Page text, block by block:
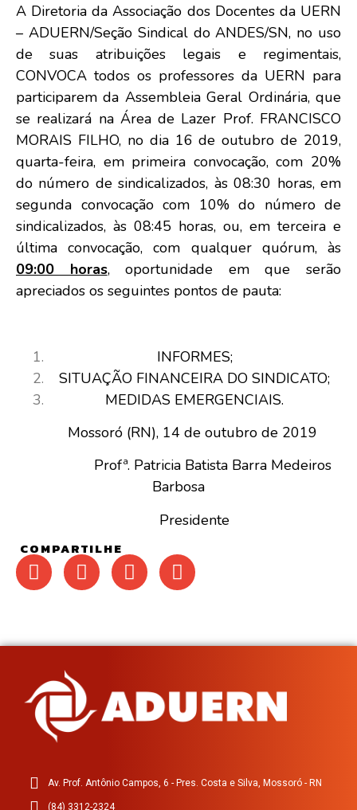
A Diretoria da Associação dos Docentes da UERN
– ADUERN/Seção Sindical do ANDES/SN, no uso
de suas atribuições legais e regimentais,
CONVOCA todos os professores da UERN para
participarem da Assembleia Geral Ordinária, que
se realizará na Área de Lazer Prof. FRANCISCO
MORAIS FILHO, no dia 16 de outubro de 2019,
quarta-feira, em primeira convocação, com 20%
do número de sindicalizados, às 08:30 horas, em
segunda convocação com 10% do número de
sindicalizados, às 08:45 horas, ou, em terceira e
última convocação, com qualquer quórum, às
09:00 horas, oportunidade em que serão
apreciados os seguintes pontos de pauta:
INFORMES;
SITUAÇÃO FINANCEIRA DO SINDICATO;
MEDIDAS EMERGENCIAIS.
Mossoró (RN), 14 de outubro de 2019
Profª. Patricia Batista Barra Medeiros
Barbosa
Presidente
COMPARTILHE
Av. Prof. Antônio Campos, 6 - Pres. Costa e Silva, Mossoró - RN
(84) 3312-2324